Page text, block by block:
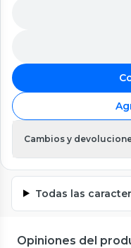
Cambios y
Todas las
Opiniones del